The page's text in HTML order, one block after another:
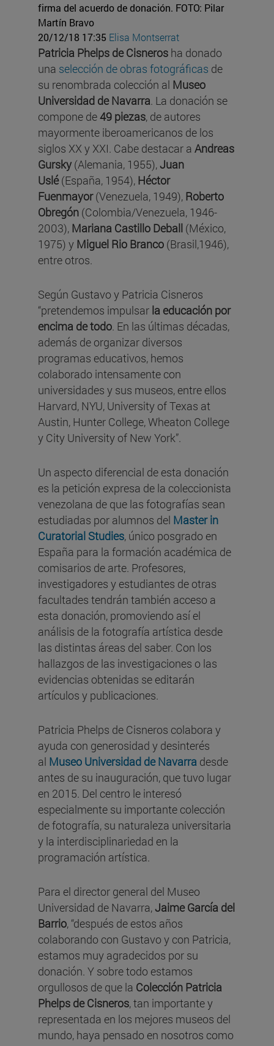
firma del acuerdo de donación. FOTO: Pilar
Martín Bravo
20/12/18 17:35 Elisa Montserrat
Patricia Phelps de Cisneros ha donado
una selección de obras fotográficas de
su renombrada colección al Museo
Universidad de Navarra. La donación se
compone de49 piezas, de autores
mayormente iberoamericanos de los
siglos XX y XXI. Cabe destacar a Andreas
Gursky(Alemania, 1955),Juan
Uslé(España, 1954), Héctor
Fuenmayor(Venezuela, 1949), Roberto
Obregón (Colombia/Venezuela, 1946-
2003), Mariana Castillo Deball (México,
1975) y Miguel Rio Branco (Brasil,1946),
entre otros.
Según Gustavo y Patricia Cisneros
“pretendemos impulsar la educación por
encima de todo. En las últimas décadas,
además de organizar diversos
programas educativos, hemos
colaborado intensamente con
universidades y sus museos, entre ellos
Harvard, NYU, University of Texas at
Austin, Hunter College, Wheaton College
y City University of New York”.
Un aspecto diferencial de esta donación
es la petición expresa de la coleccionista
venezolana de que las fotografías sean
estudiadas por alumnos del Master in
Curatorial Studies, único posgrado en
España para la formación académica de
comisarios de arte. Profesores,
investigadores y estudiantes de otras
facultades tendrán también acceso a
esta donación, promoviendo así el
análisis de la fotografía artística desde
las distintas áreas del saber. Con los
hallazgos de las investigaciones o las
evidencias obtenidas se editarán
artículos y publicaciones.
Patricia Phelps de Cisneros colabora y
ayuda con generosidad y desinterés
al Museo Universidad de Navarra desde
antes de su inauguración, que tuvo lugar
en 2015. Del centro le interesó
especialmente su importante colección
de fotografía, su naturaleza universitaria
y la interdisciplinariedad en la
programación artística.
Para el director general del Museo
Universidad de Navarra,Jaime García del
Barrio, “después de estos años
colaborando con Gustavo y con Patricia,
estamos muy agradecidos por su
donación. Y sobre todo estamos
orgullosos de que la Colección Patricia
Phelps de Cisneros, tan importante y
representada en los mejores museos del
mundo, haya pensado en nosotros como